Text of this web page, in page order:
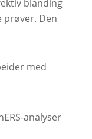
blanding
prøver. Den
med
analyser